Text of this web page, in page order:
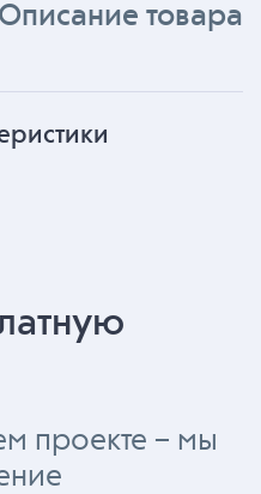
Описание товара
проекте – мы